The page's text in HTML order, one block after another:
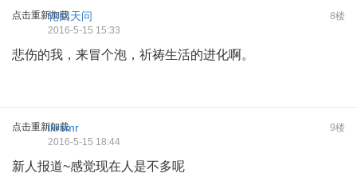
点击重新加载 8楼
轮回天问
2016-5-15 15:33
悲伤的我，来冒个泡，祈祷生活的进化啊。
点击重新加载 9楼
lkrsmr
2016-5-15 18:44
新人报道~感觉现在人是不多呢